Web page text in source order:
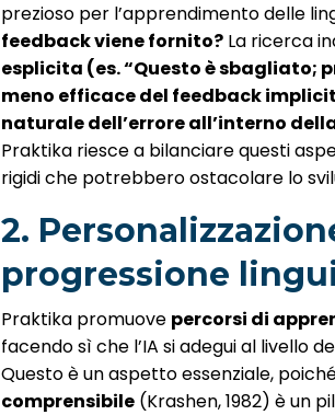
prezioso per l’apprendimento delle
feedback viene fornito? La ricerca
esplicita (es. “Questo è sbagliato;
meno efficace del feedback
naturale dell’errore all’interno
Praktika riesce a bilanciare questi
rigidi che potrebbero ostacolare lo
2.
progressione
Praktika promuove percorsi di
facendo sì che l’IA si adegui al livello
Questo è un aspetto essenziale,
comprensibile (Krashen, 1982) è un